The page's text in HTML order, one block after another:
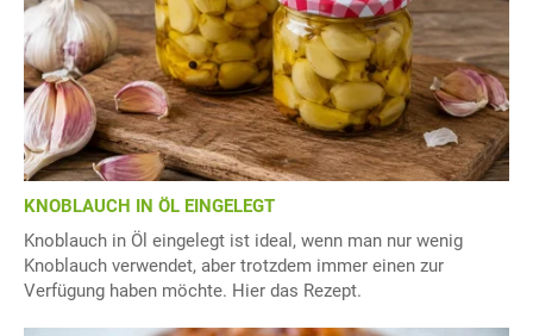
KNOBLAUCH IN ÖL EINGELEGT
Knoblauch in Öl eingelegt ist ideal, wenn man nur wenig
Knoblauch verwendet, aber trotzdem immer einen zur
Verfügung haben möchte. Hier das Rezept.